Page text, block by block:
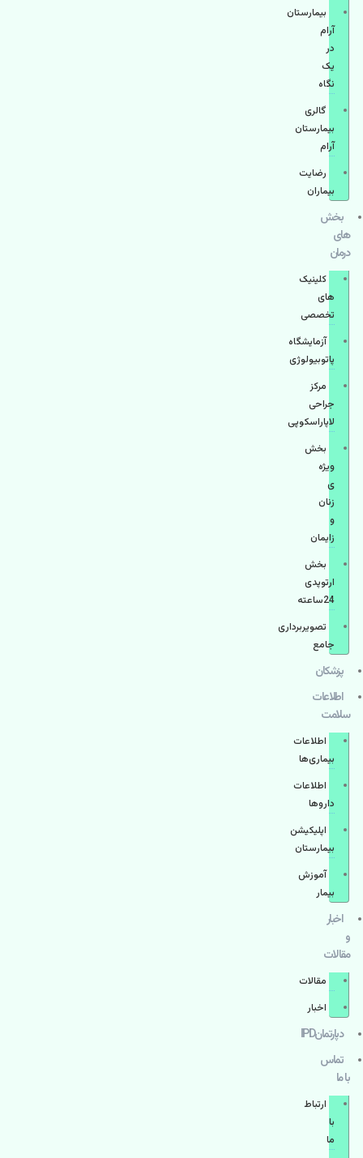
بیمارستان
آرام
در
یک
نگاه
گالری
بیمارستان
آرام
رضایت
بیماران
بخش
های
درمان
کلینیک
های
تخصصی
آزمایشگاه
پاتوبیولوژی
مرکز
جراحی
لاپاراسکوپی
بخش
ویژه
ی
زنان
و
زایمان
بخش
ارتوپدی
24ساعته
تصویربرداری
جامع
پزشكان
اطلاعات
سلامت
اطلاعات
بیماری‌ها
اطلاعات
دارو‌ها
اپليكيشن
بيمارستان
آموزش
بیمار
اخبار
و
مقالات
مقالات
اخبار
دپارتمانIPD
تماس
با ما
ارتباط
با
ما